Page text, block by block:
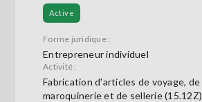
Active
Forme juridique :
Entrepreneur individuel
Activité :
Fabrication d'articles de voyage, de
maroquinerie et de sellerie (15.12Z)